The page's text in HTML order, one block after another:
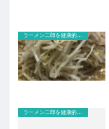
ラーメン二郎を健康的なジロリアンが食べる
ラーメン二郎を健康的なジロリアンが食べる